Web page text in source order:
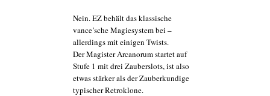
Nein. EZ behält das klassische
vance’sche Magiesystem bei –
allerdings mit einigen Twists.
Der Magister Arcanorum startet auf
Stufe 1 mit drei Zauberslots, ist also
etwas stärker als der Zauberkundige
typischer Retroklone.